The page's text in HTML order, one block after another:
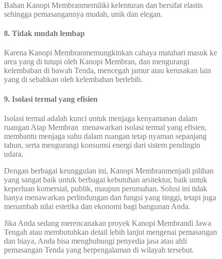
Bahan Kanopi Membranmemiliki kelenturan dan bersifat elastis
sehingga pemasangannya mudah, unik dan elegan.
8. Tidak mudah lembap
Karena Kanopi Membranmemungkinkan cahaya matahari masuk ke
area yang di tutupi oleh Kanopi Membran, dan mengurangi
kelembaban di bawah Tenda, mencegah jamur atau kerusakan lain
yang di sebabkan oleh kelembaban berlebih.
9. Isolasi termal yang efisien
Isolasi termal adalah kunci untuk menjaga kenyamanan dalam
ruangan Atap Membran menawarkan isolasi termal yang efisien,
membantu menjaga suhu dalam ruangan tetap nyaman sepanjang
tahun, serta mengurangi konsumsi energi dari sistem pendingin
udara.
Dengan berbagai keunggulan ini, Kanopi Membranmenjadi pilihan
yang sangat baik untuk berbagai kebutuhan arsitektur, baik untuk
keperluan komersial, publik, maupun perumahan. Solusi ini tidak
hanya menawarkan perlindungan dan fungsi yang tinggi, tetapi juga
menambah nilai estetika dan ekonomi bagi bangunan Anda.
Jika Anda sedang merencanakan proyek Kanopi Membrandi Jawa
Tengah atau membutuhkan detail lebih lanjut mengenai pemasangan
dan biaya, Anda bisa menghubungi penyedia jasa atau ahli
pemasangan Tenda yang berpengalaman di wilayah tersebut.